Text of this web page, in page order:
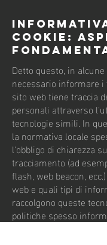
cookie:
Detto questo, in
necessario informare
sito web tiene traccia
personali attraverso
tecnologie simili. In
la normativa locale
l'obbligo di chiarezza
tracciamento (ad
flash, web beacon,
web e quali tipi di
raccolgono queste
politiche spesso
visitatori delle